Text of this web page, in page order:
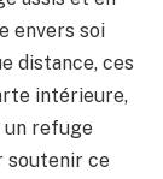
envers soi
distance, ces
intérieure,
un refuge
soutenir ce